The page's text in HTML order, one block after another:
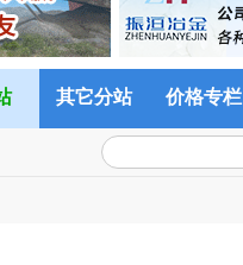
其它分站 价格专栏